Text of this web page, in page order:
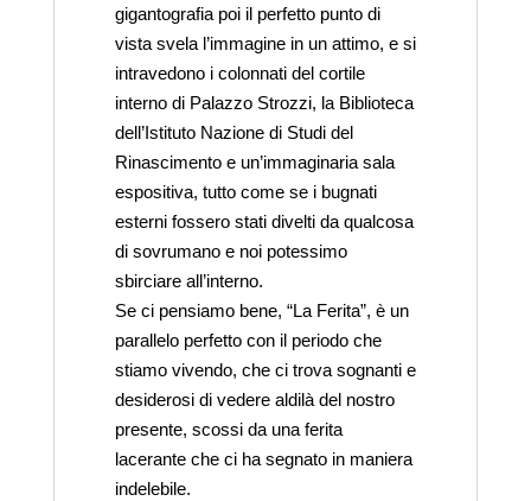
gigantografia poi il perfetto punto di
vista svela l’immagine in un attimo, e si
intravedono i colonnati del cortile
interno di Palazzo Strozzi, la Biblioteca
dell’Istituto Nazione di Studi del
Rinascimento e un’immaginaria sala
espositiva, tutto come se i bugnati
esterni fossero stati divelti da qualcosa
di sovrumano e noi potessimo
sbirciare all’interno.
Se ci pensiamo bene, “La Ferita”, è un
parallelo perfetto con il periodo che
stiamo vivendo, che ci trova sognanti e
desiderosi di vedere aldilà del nostro
presente, scossi da una ferita
lacerante che ci ha segnato in maniera
indelebile.